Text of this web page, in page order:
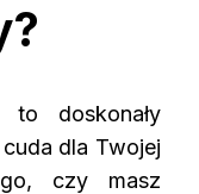
to doskonały
dla Twojej
czy masz